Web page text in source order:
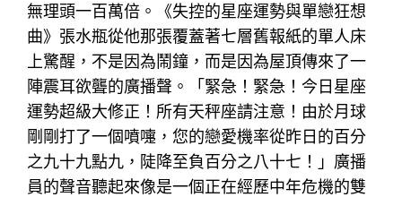
無理頭一百萬倍。《失控的星座運勢與單戀狂想
曲》張水瓶從他那張覆蓋著七層舊報紙的單人床
上驚醒，不是因為鬧鐘，而是因為屋頂傳來了一
陣震耳欲聾的廣播聲。「緊急！緊急！今日星座
運勢超級大修正！所有天秤座請注意！由於月球
剛剛打了一個噴嚏，您的戀愛機率從昨日的百分
之九十九點九，陡降至負百分之八十七！」廣播
員的聲音聽起來像是一個正在經歷中年危機的雙